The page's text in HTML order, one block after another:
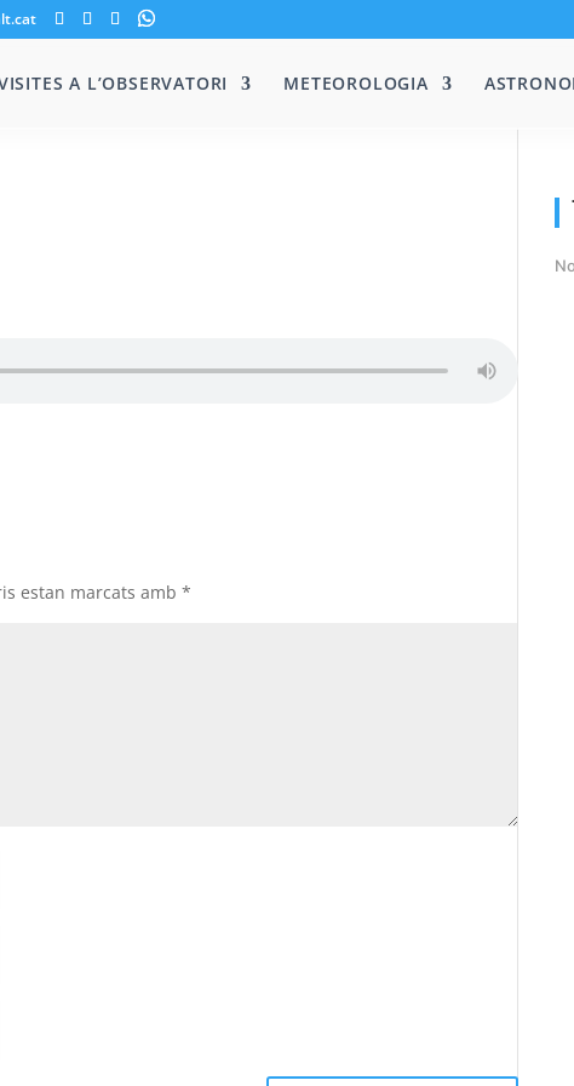
A L’OBSERVATORI METEOROLOGIA
estan marcats amb*